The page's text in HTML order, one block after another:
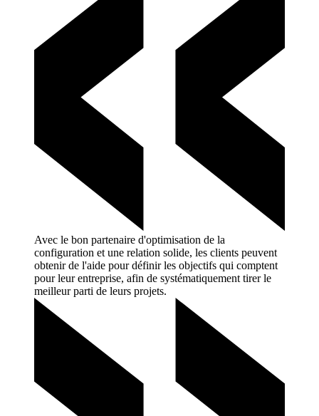
Avec le bon partenaire d'optimisation de la
configuration et une relation solide, les clients peuvent
obtenir de l'aide pour définir les objectifs qui comptent
pour leur entreprise, afin de systématiquement tirer le
meilleur parti de leurs projets.